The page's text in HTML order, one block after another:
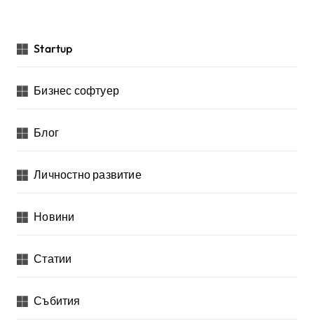
Startup
Бизнес софтуер
Блог
Личностно развитие
Новини
Статии
Събития